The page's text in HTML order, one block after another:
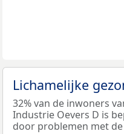
Lichamelijke
32% van de inwoners
Industrie Oevers D is
door problemen met